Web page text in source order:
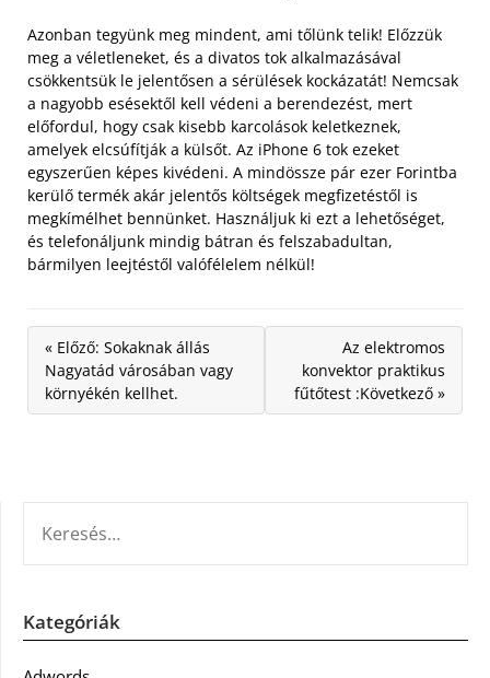
Azonban tegyünk meg mindent, ami tőlünk telik! Előzzük
meg a véletleneket, és a divatos tok alkalmazásával
csökkentsük le jelentősen a sérülések kockázatát! Nemcsak
a nagyobb esésektől kell védeni a berendezést, mert
előfordul, hogy csak kisebb karcolások keletkeznek,
amelyek elcsúfítják a külsőt. Az iPhone 6 tok ezeket
egyszerűen képes kivédeni. A mindössze pár ezer Forintba
kerülő termék akár jelentős költségek megfizetéstől is
megkímélhet bennünket. Használjuk ki ezt a lehetőséget,
és telefonáljunk mindig bátran és felszabadultan,
bármilyen leejtéstől valófélelem nélkül!
« Előző: Sokaknak állás
Nagyatád városában vagy
környékén kellhet.
Az elektromos
konvektor praktikus
fűtőtest :Következő »
Kategóriák